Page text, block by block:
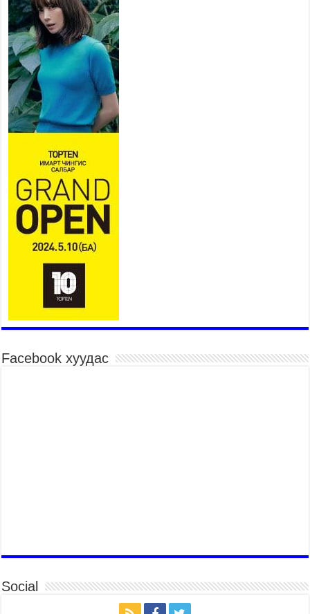
УИХ-ын дарга С.Бямбацогт
төрийг төлөөлөн Сутай
хайрхны тэнгэрийг тахих
төрийн тахилгад оролцлоо
2026 оны 8 сар 6 / 16 цаг 30 минут
Байнгын хорооны дарга Г.Тэмүүлэн тэргүүтэй
УИХ-ын гишүүд БНСУ-ын Үндэсний Ассамблейн
гишүүдийг хүлээн авч уулзав
2026 оны 8 сар 6 / 16 цаг 24 минут
ТЭЗҮ-ийг боловсруулах ажил 90 хувийн
гүйцэтгэлтэй байна
2026 оны 8 сар 6 / 14 цаг 14 минут
Татварын өрийг барагдуулахдаа орлогын 30
хувийг татвар төлөгчид үлдээхээр хуульчилж,
татварын тайлангаа залруулах хугацааг хоёр
жил болгон сунгажээ
2026 оны 8 сар 6 / 14 цаг 10 минут
Нэгдүгээр хорооллын арын замыг наймдугаар
сарын 6-ны 23:00 цагаас түр хааж, борооны ус
зайлуулах шугамын хөндлөн сэтэлгээ хийнэ
сайд Н.Номтойбаяр Дорноговь аймагт ажиллав
2026 оны 8 сар 6 / 9 цаг 25 минут
хуралдаж, 72 асуудлыг хэлэлцэж, 4 хуулийн
Facebook хуудас
Social